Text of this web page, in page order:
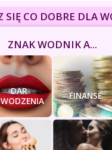
SIĘ CO DOBRE DLA
ZNAK WODNIK A...
DAR
FINANSE